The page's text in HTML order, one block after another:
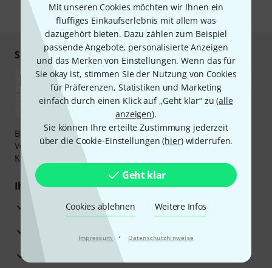
Mit unseren Cookies möchten wir Ihnen ein
fluffiges Einkaufserlebnis mit allem was
dazugehört bieten. Dazu zählen zum Beispiel
passende Angebote, personalisierte Anzeigen
und das Merken von Einstellungen. Wenn das für
Sie okay ist, stimmen Sie der Nutzung von Cookies
für Präferenzen, Statistiken und Marketing
einfach durch einen Klick auf „Geht klar“ zu (alle
anzeigen).
Sie können Ihre erteilte Zustimmung jederzeit
über die Cookie-Einstellungen (hier) widerrufen.
Geht klar
Cookies ablehnen Weitere Infos
Impressum · Datenschutzhinweise
* Pflichtfeld
Sicher einkaufen & bezahlen
Bezahlen Sie vertraulich und sicher per Nachnahme,
Vorkasse, PayPal, Amazon Pay,Klarna Sofort bezahlen
Klarna Ratenzahlung
Ihre Vorteile
3 Jahre Thomann Garantie
30 Tage Money-Back-Garantie